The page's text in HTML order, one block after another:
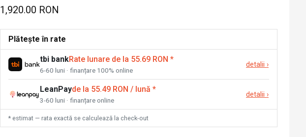
1,920.00 RON
Plătește în rate
tbi bankRate lunare de la 55.69 RON *
6-60 luni · finanțare 100% online
detalii ›
LeanPayde la 55.49 RON / lună *
3-60 luni · finanțare online
detalii ›
* estimat — rata exactă se calculează la check-out